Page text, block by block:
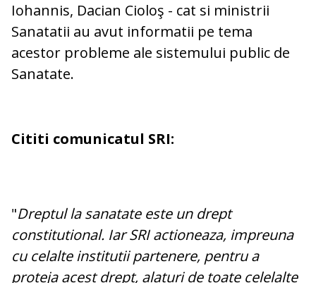
Iohannis, Dacian Cioloş - cat si ministrii
Sanatatii au avut informatii pe tema
acestor probleme ale sistemului public de
Sanatate.
Cititi comunicatul SRI:
"Dreptul la sanatate este un drept
constitutional. Iar SRI actioneaza, impreuna
cu celalte institutii partenere, pentru a
proteja acest drept, alaturi de toate celelalte